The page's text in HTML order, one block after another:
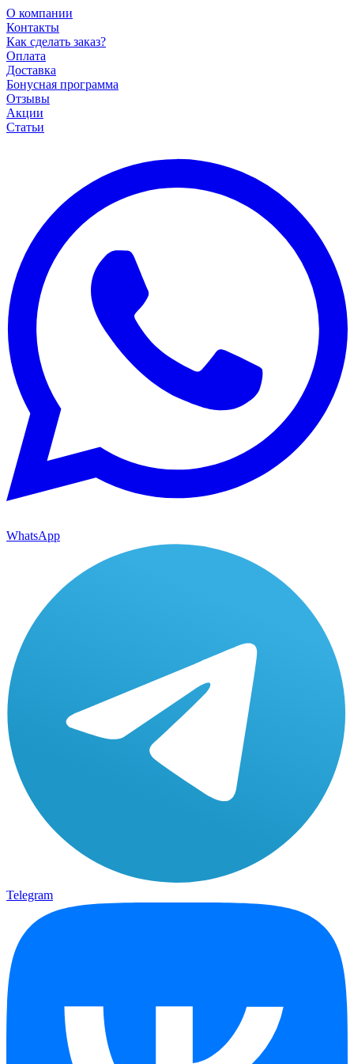
О компании
Контакты
Как сделать заказ?
Оплата
Доставка
Бонусная программа
Отзывы
Акции
Статьи
WhatsApp
Telegram